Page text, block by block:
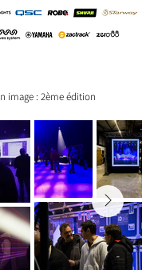
image : 2ème édition